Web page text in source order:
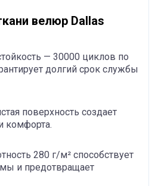
велюр Dallas
— 30000 циклов по
долгий срок службы
поверхность создает
комфорта.
280 г/м² способствует
и предотвращает